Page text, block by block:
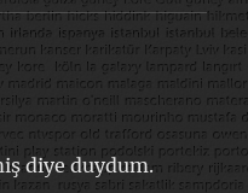
diye duydum.